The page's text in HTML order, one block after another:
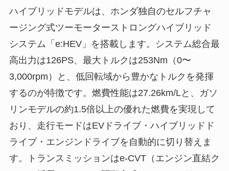
ハイブリッドモデルは、ホンダ独自のセルフチャ
ージング式ツーモーターストロングハイブリッド
システム「e:HEV」を搭載します。システム総合最
高出力は126PS、最大トルクは253Nm（0〜
3,000rpm）と、低回転域から豊かなトルクを発揮
するのが特徴です。燃費性能は27.26km/Lと、ガソ
リンモデルの約1.5倍以上の優れた燃費を実現して
おり、走行モードはEVドライブ・ハイブリッドド
ライブ・エンジンドライブを自動的に切り替えま
す。トランスミッションはe-CVT（エンジン直結ク